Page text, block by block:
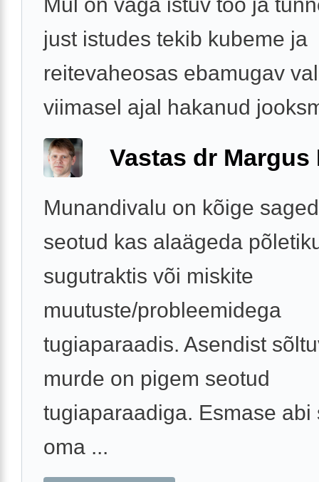
just istudes tekib kubeme ja
reitevaheosas ebamugav
viimasel ajal hakanud
Vastas dr Margus
Munandivalu on kõige
seotud kas alaägeda
sugutraktis või miskite
muutuste/probleemidega
tugiaparaadis. Asendist
murde on pigem seotud
tugiaparaadiga. Esmase abi
oma ...